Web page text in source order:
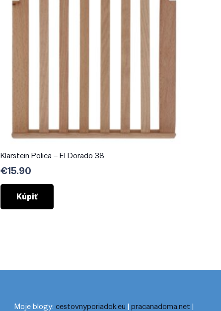
Klarstein Polica – El Dorado 38
€15.90
Kúpiť
Moje blogy: cestovnyporiadok.eu | pracanadoma.net |